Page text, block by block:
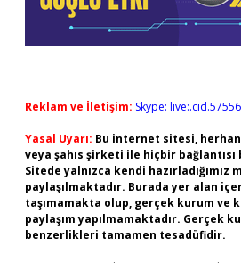
Reklam ve İletişim: Skype:
Yasal Uyarı: Bu internet sitesi,
veya şahıs şirketi ile hiçbir
Sitede yalnızca kendi hazırladığımız
paylaşılmaktadır. Burada yer alan
taşımamakta olup, gerçek kurum ve
paylaşım yapılmamaktadır. Gerçek
benzerlikleri tamamen tesadüfidir.